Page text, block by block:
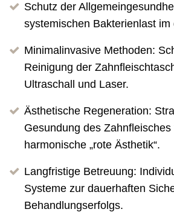
Schutz der
systemischen Bakterienlast im
Minimalinvasive Methoden:
Reinigung der
Ultraschall und Laser.
Ästhetische Regeneration:
Gesundung des Zahnfleisches
harmonische „rote Ästhetik“.
Langfristige Betreuung:
Systeme zur dauerhaften
Behandlungserfolgs.